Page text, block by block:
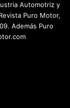
Automotriz y
Puro Motor,
Además Puro